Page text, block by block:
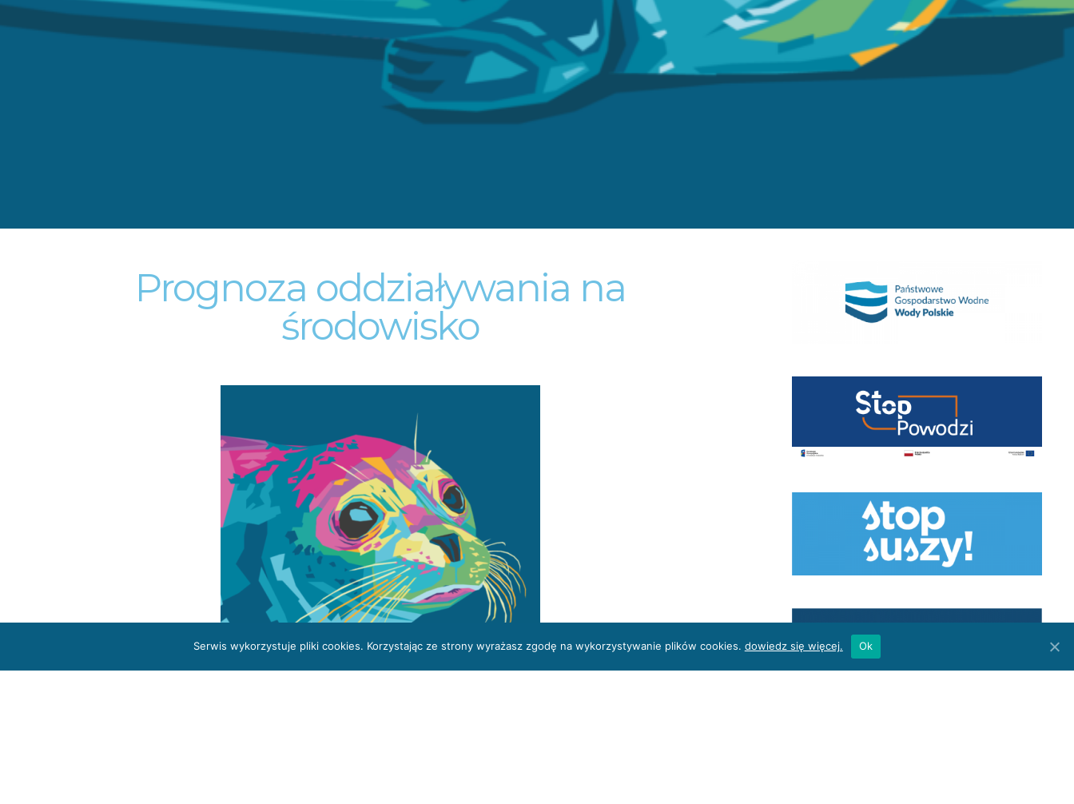
Prognoza oddziaływania na
środowisko
Serwis wykorzystuje pliki cookies. Korzystając ze strony wyrażasz zgodę na wykorzystywanie plików cookies. dowiedz się więcej. Ok